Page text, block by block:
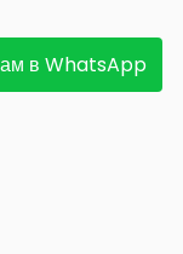
в WhatsApp